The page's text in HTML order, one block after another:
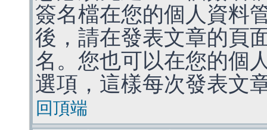
簽名檔在您的個人資料
後，請在發表文章的頁
名。您也可以在您的個
選項，這樣每次發表文
回頂端